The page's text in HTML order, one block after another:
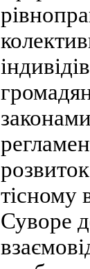
тісному
Суворе